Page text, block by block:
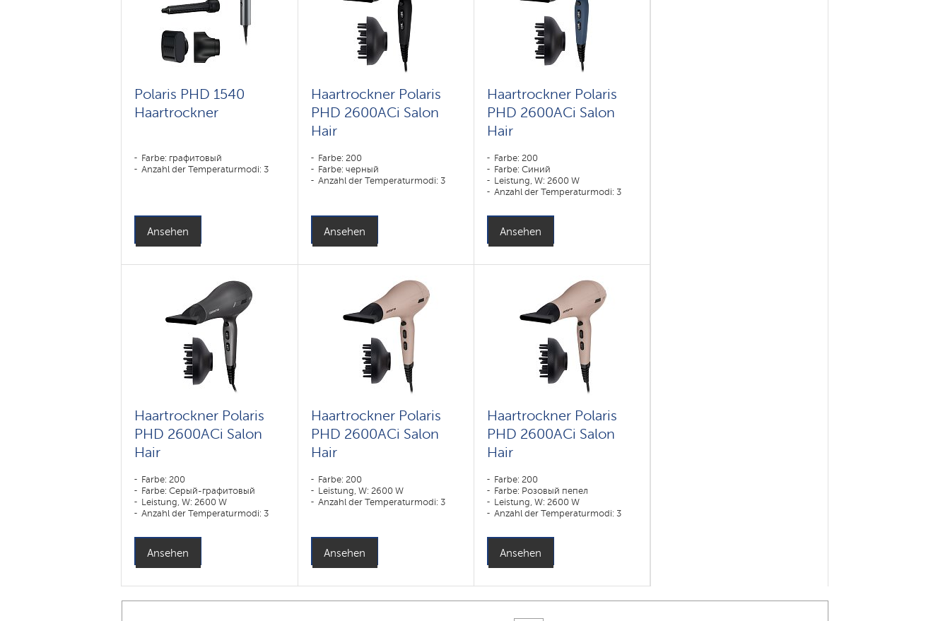
Polaris PHD 1540
Haartrockner
Farbe: графитовый
Anzahl der Temperaturmodi: 3
Ansehen
Haartrockner Polaris
PHD 2600AСi Salon
Hair
Farbe: 200
Farbe: черный
Anzahl der Temperaturmodi: 3
Ansehen
Haartrockner Polaris
PHD 2600AСi Salon
Hair
Farbe: 200
Farbe: Синий
Leistung, W: 2600 W
Anzahl der Temperaturmodi: 3
Ansehen
Haartrockner Polaris
PHD 2600AСi Salon
Hair
Farbe: 200
Farbe: Серый-графитовый
Leistung, W: 2600 W
Anzahl der Temperaturmodi: 3
Ansehen
Haartrockner Polaris
PHD 2600AСi Salon
Hair
Farbe: 200
Leistung, W: 2600 W
Anzahl der Temperaturmodi: 3
Ansehen
Haartrockner Polaris
PHD 2600AСi Salon
Hair
Farbe: 200
Farbe: Розовый пепел
Leistung, W: 2600 W
Anzahl der Temperaturmodi: 3
Ansehen